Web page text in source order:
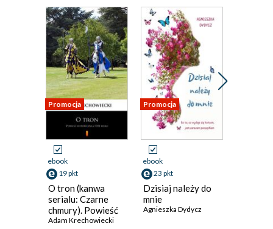
Promocja
ebook
19 pkt
O tron (kanwa
serialu: Czarne
chmury). Powieść
historyczna z XVII
Adam Krechowiecki
Promocja
ebook
23 pkt
Dzisiaj należy do
mnie
Agnieszka Dydycz